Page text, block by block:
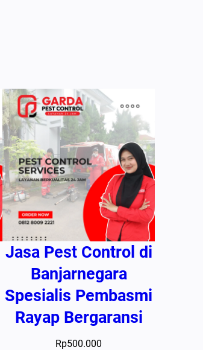
Jasa Pest Control di
Banjarnegara
Spesialis Pembasmi
Rayap Bergaransi
Rp500.000